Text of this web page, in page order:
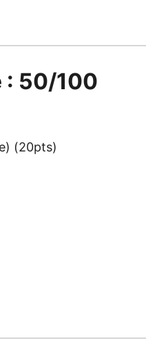
: 50/100
(20pts)